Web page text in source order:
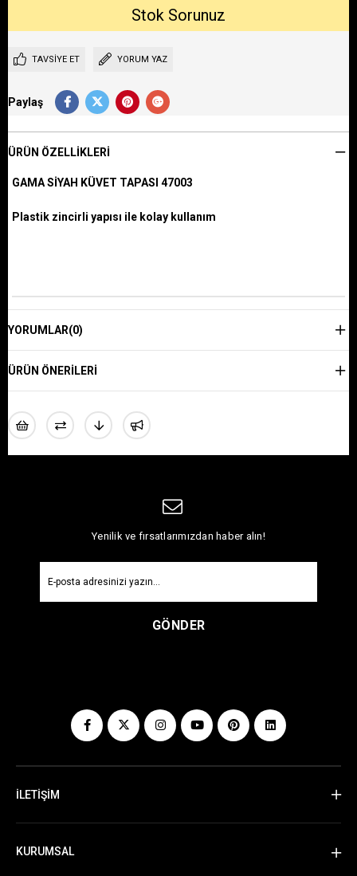
TAVSIYE ET YORUM YAZ
Paylaş
ÜRÜN ÖZELLIKLERI
GAMA SİYAH KÜVET TAPASI 47003
Plastik zincirli yapısı ile kolay kullanım
YORUMLAR(0)
ÜRÜN ÖNERILERI
Yenilik ve fırsatlarımızdan haber alın!
GÖNDER
İLETİŞİM
KURUMSAL